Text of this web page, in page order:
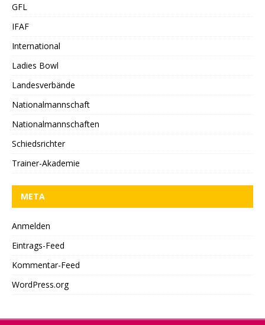
GFL
IFAF
International
Ladies Bowl
Landesverbände
Nationalmannschaft
Nationalmannschaften
Schiedsrichter
Trainer-Akademie
META
Anmelden
Eintrags-Feed
Kommentar-Feed
WordPress.org